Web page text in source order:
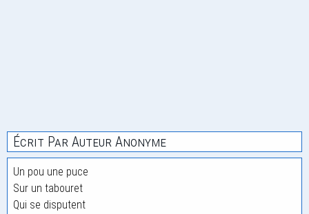
Écrit Par Auteur Anonyme
Un pou une puce
Sur un tabouret
Qui se disputent